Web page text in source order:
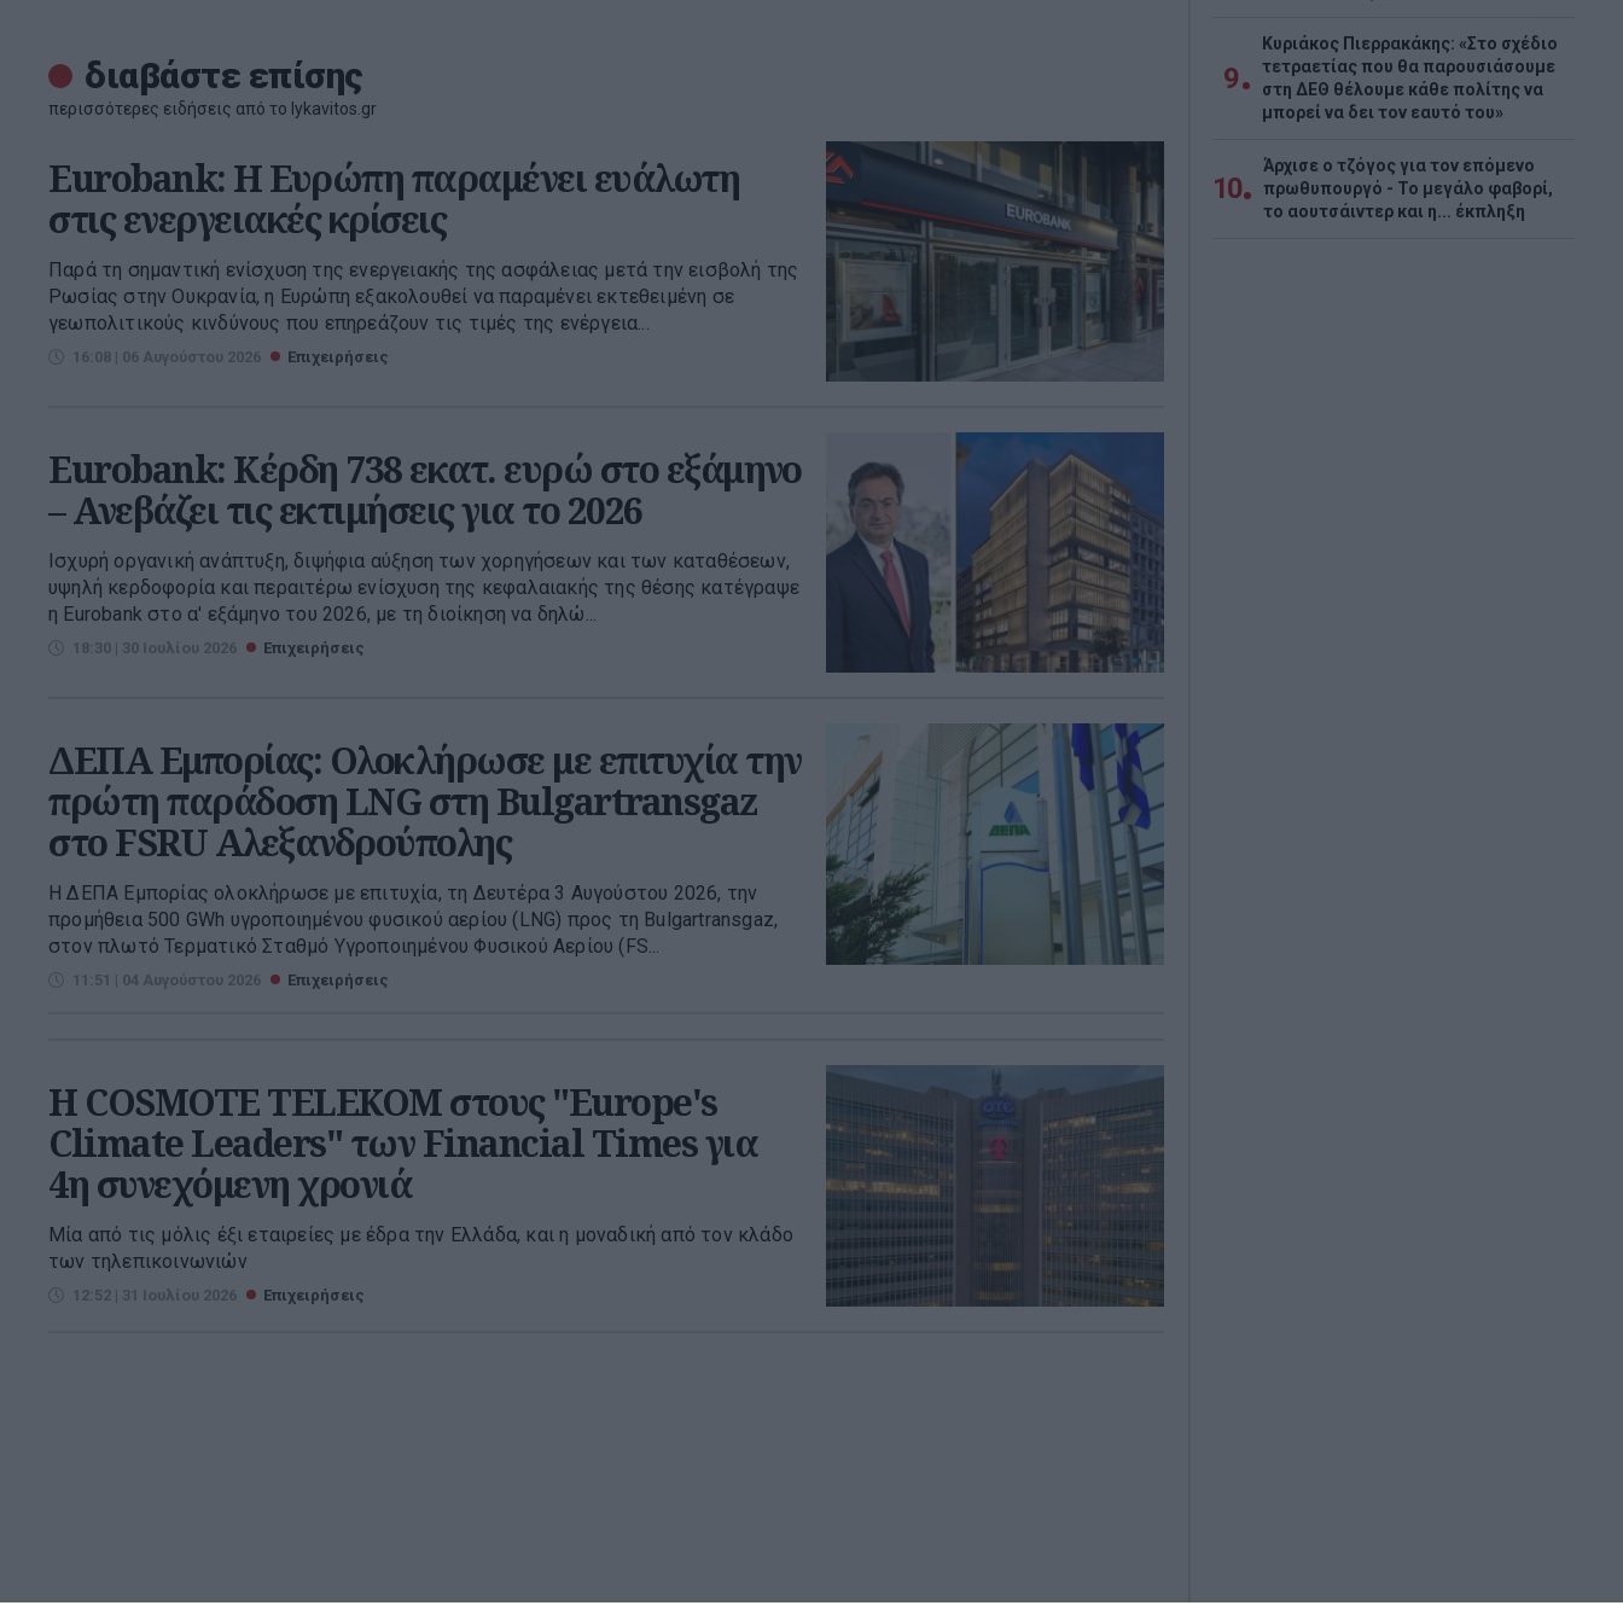
διαβάστε επίσης
περισσότερες ειδήσεις από το lykavitos.gr
Eurobank: Η Ευρώπη παραμένει ευάλωτη
στις ενεργειακές κρίσεις
Παρά τη σημαντική ενίσχυση της ενεργειακής της ασφάλειας μετά την εισβολή της
Ρωσίας στην Ουκρανία, η Ευρώπη εξακολουθεί να παραμένει εκτεθειμένη σε
γεωπολιτικούς κινδύνους που επηρεάζουν τις τιμές της ενέργεια...
16:08 | 06 Αυγούστου 2026 Επιχειρήσεις
Eurobank: Κέρδη 738 εκατ. ευρώ στο εξάμηνο
– Ανεβάζει τις εκτιμήσεις για το 2026
Ισχυρή οργανική ανάπτυξη, διψήφια αύξηση των χορηγήσεων και των καταθέσεων,
υψηλή κερδοφορία και περαιτέρω ενίσχυση της κεφαλαιακής της θέσης κατέγραψε
η Eurobank στο α' εξάμηνο του 2026, με τη διοίκηση να δηλώ...
18:30 | 30 Ιουλίου 2026 Επιχειρήσεις
ΔΕΠΑ Εμπορίας: Ολοκλήρωσε με επιτυχία την
πρώτη παράδοση LNG στη Bulgartransgaz
στο FSRU Αλεξανδρούπολης
Η ΔΕΠΑ Εμπορίας ολοκλήρωσε με επιτυχία, τη Δευτέρα 3 Αυγούστου 2026, την
προμήθεια 500 GWh υγροποιημένου φυσικού αερίου (LNG) προς τη Bulgartransgaz,
στον πλωτό Τερματικό Σταθμό Υγροποιημένου Φυσικού Αερίου (FS...
11:51 | 04 Αυγούστου 2026 Επιχειρήσεις
Η COSMOTE TELEKOM στους "Europe's
Climate Leaders" των Financial Times για
4η συνεχόμενη χρονιά
Μία από τις μόλις έξι εταιρείες με έδρα την Ελλάδα, και η μοναδική από τον κλάδο
των τηλεπικοινωνιών
12:52 | 31 Ιουλίου 2026 Επιχειρήσεις
9
Κυριάκος Πιερρακάκης: «Στο σχέδιο
τετραετίας που θα παρουσιάσουμε
στη ΔΕΘ θέλουμε κάθε πολίτης να
μπορεί να δει τον εαυτό του»
10
Άρχισε ο τζόγος για τον επόμενο
πρωθυπουργό - Το μεγάλο φαβορί,
το αουτσάιντερ και η... έκπληξη